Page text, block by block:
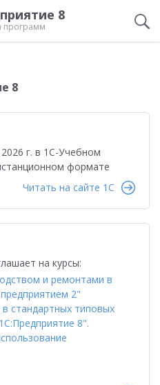
8
программ
8
г. в 1С-Учебном
формате
Читать на сайте 1C
на курсы:
и ремонтами в
2"
стандартных типовых
8".